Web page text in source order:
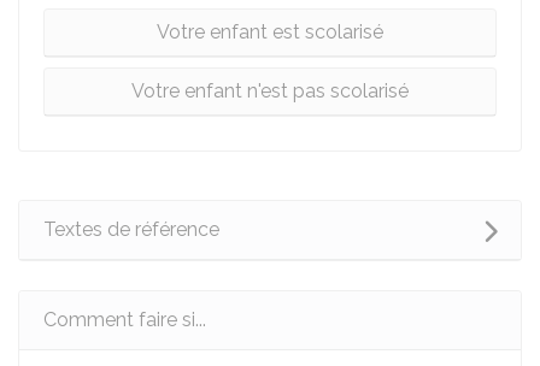
Votre enfant est scolarisé
Votre enfant n'est pas scolarisé
Textes de référence
Comment faire si...